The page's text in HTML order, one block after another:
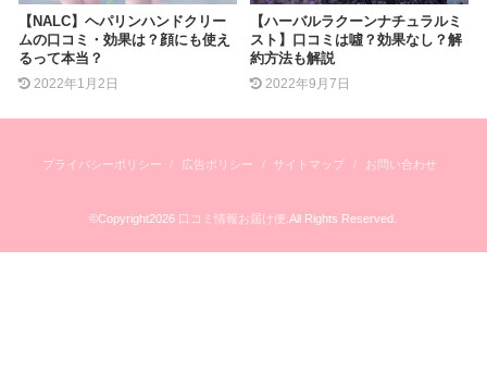
【NALC】ヘパリンハンドクリー
ムの口コミ・効果は？顔にも使え
るって本当？
2022年1月2日
【ハーバルラクーンナチュラルミ
スト】口コミは噓？効果なし？解
約方法も解説
2022年9月7日
プライバシーポリシー 広告ポリシー サイトマップ お問い合わせ
©Copyright2026 口コミ情報お届け便 .All Rights Reserved.